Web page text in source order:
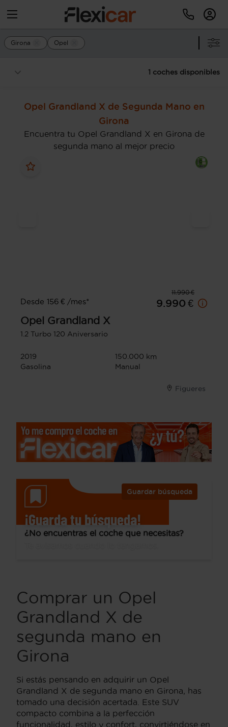
Girona Opel
1 coches disponibles
Opel Grandland X de Segunda Mano en
Girona
Encuentra tu Opel Grandland X en Girona de
segunda mano al mejor precio
11.990 €
Desde 156 € /mes*
9.990 €
Opel Grandland X
1.2 Turbo 120 Aniversario
2019
150.000 km
Gasolina
Manual
Figueres
Guardar búsqueda
¡Guarda tu búsqueda!
¿No encuentras el coche que necesitas?
Comprar un Opel
Grandland X de
segunda mano en
Girona
Si estás pensando en adquirir un Opel
Grandland X de segunda mano en Girona, has
tomado una decisión acertada. Este SUV
compacto combina a la perfección
funcionalidad, estilo y confort, convirtiéndose en